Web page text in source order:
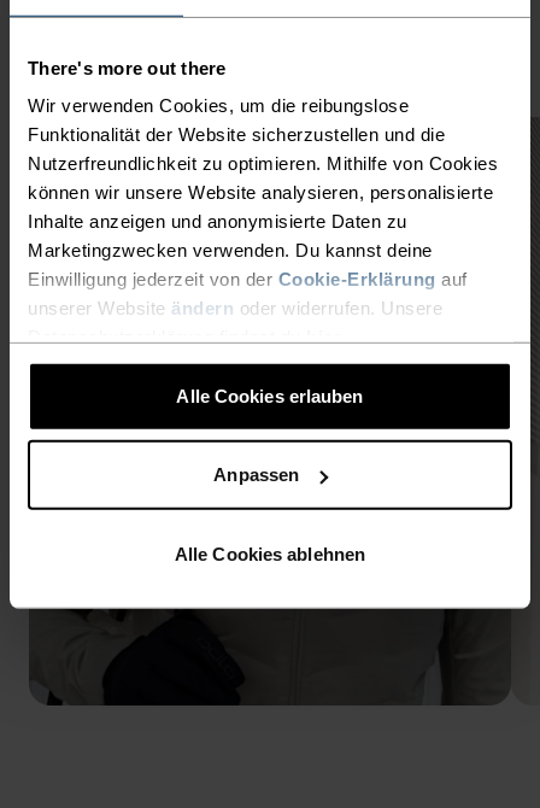
There's more out there
Wir verwenden Cookies, um die reibungslose
Funktionalität der Website sicherzustellen und die
Nutzerfreundlichkeit zu optimieren. Mithilfe von Cookies
können wir unsere Website analysieren, personalisierte
Inhalte anzeigen und anonymisierte Daten zu
Marketingzwecken verwenden. Du kannst deine
Einwilligung jederzeit von der Cookie-Erklärung auf
unserer Website ändern oder widerrufen. Unsere
Alle Cookies erlauben
Anpassen
Alle Cookies ablehnen
Karriere, dein Leben verändern kann…“ – Aita Gasparin